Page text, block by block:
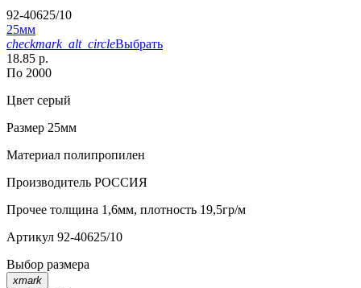
92-40625/10
25мм
checkmark_alt_circleВыбрать
18.85 р.
По 2000
Цвет серый
Размер 25мм
Материал полипропилен
Производитель РОССИЯ
Прочее толщина 1,6мм, плотность 19,5гр/м
Артикул 92-40625/10
Выбор размера
xmark